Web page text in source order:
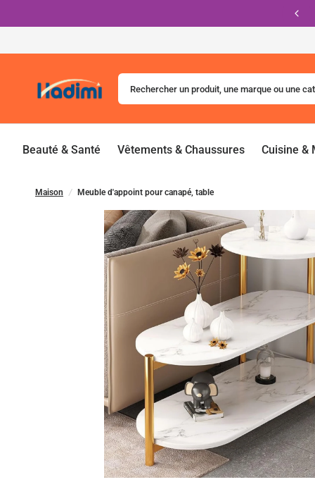
Rechercher un produit, une marque ou une
Beauté & Santé Vêtements & Chaussures Cuisine &
Maison / Meuble d'appoint pour canapé, table